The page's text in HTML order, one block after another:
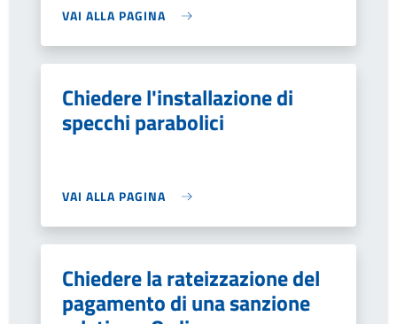
VAI ALLA PAGINA
Chiedere l'installazione di
specchi parabolici
VAI ALLA PAGINA
Chiedere la rateizzazione del
pagamento di una sanzione